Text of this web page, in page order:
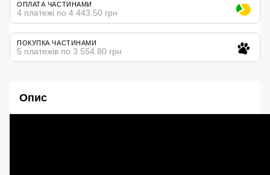
ОПЛАТА ЧАСТИНАМИ
4 платежі по 4 443.50 грн
ПОКУПКА ЧАСТИНАМИ
5 платежів по 3 554.80 грн
Опис